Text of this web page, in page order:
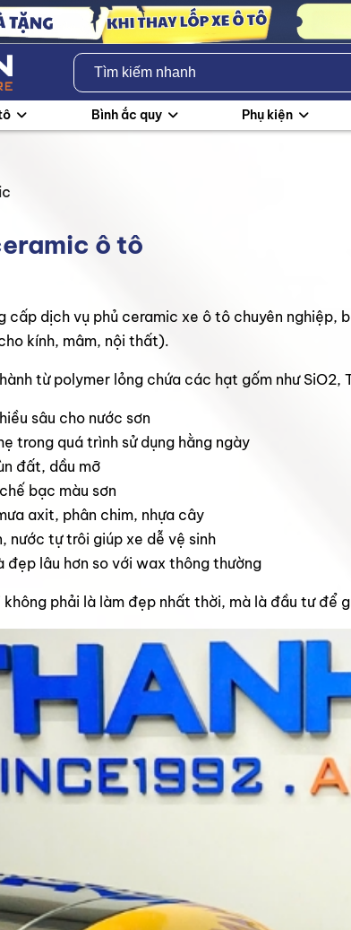
Bình ắc quy Phụ kiện
ô tô
cấp dịch vụ phủ ceramic xe ô tô chuyên
kính, mâm, nội thất).
từ polymer lỏng chứa các hạt gốm như
sâu cho nước sơn
trong quá trình sử dụng hằng ngày
đất, dầu mỡ
bạc màu sơn
axit, phân chim, nhựa cây
nước tự trôi giúp xe dễ vệ sinh
đẹp lâu hơn so với wax thông thường
không phải là làm đẹp nhất thời, mà là đầu tư để